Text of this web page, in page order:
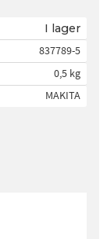
I lager
837789-5
0,5 kg
MAKITA